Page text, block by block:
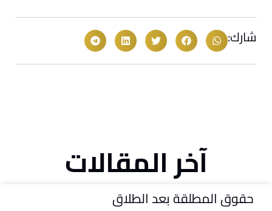
شارك:
آخر المقالات
حقوق المطلقة بعد الطلاق